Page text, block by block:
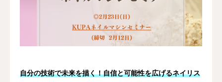
自分の技術で未来を描く！自信と可能性を広げるネイリス